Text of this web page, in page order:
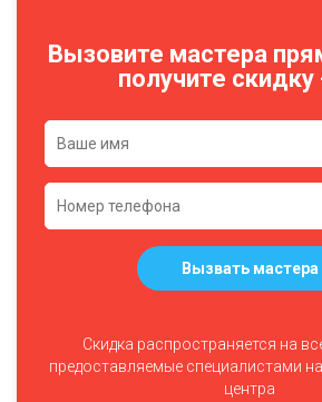
Вызовите мастера
получите скидку
Вызвать мастера
Скидка распространяется на
предоставляемые специалистами
центра